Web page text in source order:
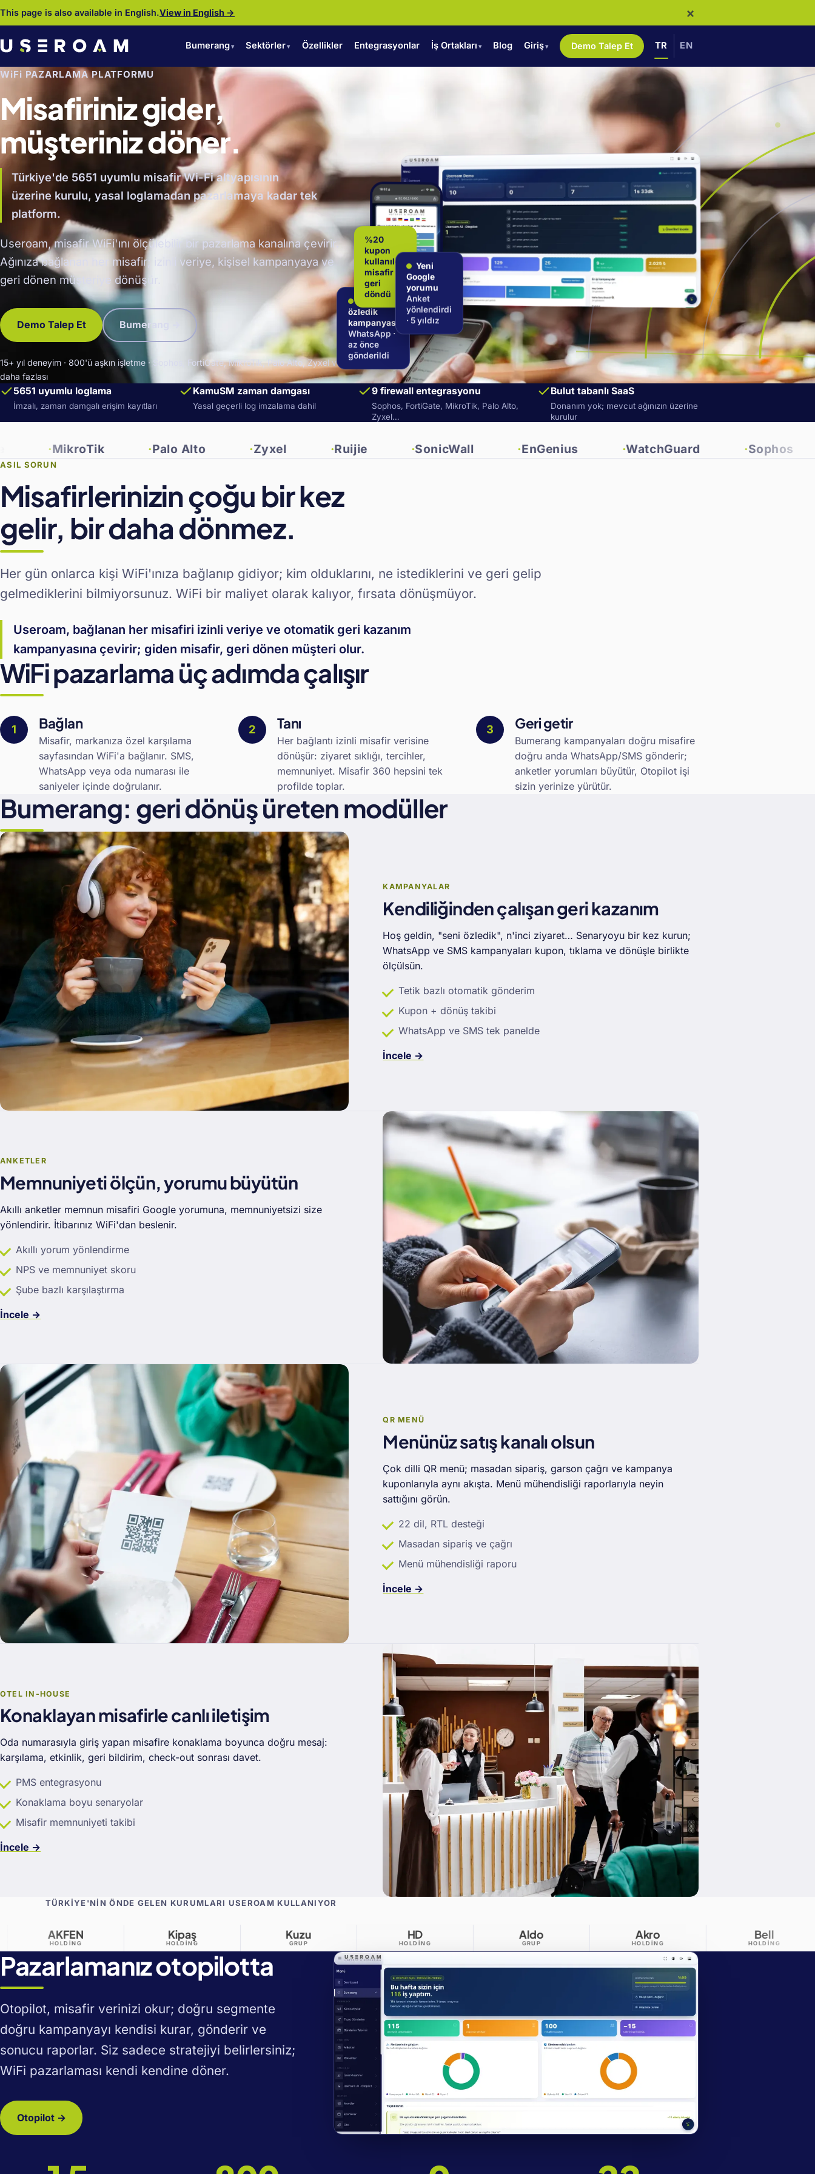
This page is also available in English.View in English → ×
Bumerang Sektörler Özellikler Entegrasyonlar İş Ortakları Blog Giriş Demo Talep Et TR EN
WiFi PAZARLAMA PLATFORMU
Misafiriniz gider,
müşteriniz döner.
Türkiye'de 5651 uyumlu misafir Wi-Fi altyapısının
üzerine kurulu, yasal loglamadan pazarlamaya kadar tek
platform.
Useroam, misafir WiFi'ını ölçülebilir bir pazarlama kanalına çevirir.
Ağınıza bağlanan her misafir; izinli veriye, kişisel kampanyaya ve
geri dönen müşteriye dönüşür.
Demo Talep Et Bumerang →
15+ yıl deneyim · 800'ü aşkın işletme · Sophos, FortiGate, MikroTik, Palo Alto, Zyxel ve
daha fazlası
Seni
özledik
kampanyası
WhatsApp ·
az önce
gönderildi
%20
kupon
kullanıldı:
misafir
geri
döndü
Yeni
Google
yorumu
Anket
yönlendirdi
· 5 yıldız
5651 uyumlu loglama
İmzalı, zaman damgalı erişim kayıtları
KamuSM zaman damgası
Yasal geçerli log imzalama dahil
9 firewall entegrasyonu
Sophos, FortiGate, MikroTik, Palo Alto,
Zyxel…
Bulut tabanlı SaaS
Donanım yok; mevcut ağınızın üzerine
kurulur
Palo Alto Zyxel Ruijie SonicWall EnGenius WatchGuard Sophos
ASIL SORUN
Misafirlerinizin çoğu bir kez
gelir, bir daha dönmez.
Her gün onlarca kişi WiFi'ınıza bağlanıp gidiyor; kim olduklarını, ne istediklerini ve geri gelip
gelmediklerini bilmiyorsunuz. WiFi bir maliyet olarak kalıyor, fırsata dönüşmüyor.
Useroam, bağlanan her misafiri izinli veriye ve otomatik geri kazanım
kampanyasına çevirir; giden misafir, geri dönen müşteri olur.
WiFi pazarlama üç adımda çalışır
Bağlan
Misafir, markanıza özel karşılama
sayfasından WiFi'a bağlanır. SMS,
WhatsApp veya oda numarası ile
saniyeler içinde doğrulanır.
Tanı
Her bağlantı izinli misafir verisine
dönüşür: ziyaret sıklığı, tercihler,
memnuniyet. Misafir 360 hepsini tek
profilde toplar.
Geri getir
Bumerang kampanyaları doğru misafire
doğru anda WhatsApp/SMS gönderir;
anketler yorumları büyütür, Otopilot işi
sizin yerinize yürütür.
Bumerang: geri dönüş üreten modüller
KAMPANYALAR
Kendiliğinden çalışan geri kazanım
Hoş geldin, "seni özledik", n'inci ziyaret… Senaryoyu bir kez kurun;
WhatsApp ve SMS kampanyaları kupon, tıklama ve dönüşle birlikte
ölçülsün.
Tetik bazlı otomatik gönderim
Kupon + dönüş takibi
WhatsApp ve SMS tek panelde
İncele →
ANKETLER
Memnuniyeti ölçün, yorumu büyütün
Akıllı anketler memnun misafiri Google yorumuna, memnuniyetsizi size
yönlendirir. İtibarınız WiFi'dan beslenir.
Akıllı yorum yönlendirme
NPS ve memnuniyet skoru
Şube bazlı karşılaştırma
İncele →
QR MENÜ
Menünüz satış kanalı olsun
Çok dilli QR menü; masadan sipariş, garson çağrı ve kampanya
kuponlarıyla aynı akışta. Menü mühendisliği raporlarıyla neyin
sattığını görün.
22 dil, RTL desteği
Masadan sipariş ve çağrı
Menü mühendisliği raporu
İncele →
OTEL IN-HOUSE
Konaklayan misafirle canlı iletişim
Oda numarasıyla giriş yapan misafire konaklama boyunca doğru mesaj:
karşılama, etkinlik, geri bildirim, check-out sonrası davet.
PMS entegrasyonu
Konaklama boyu senaryolar
Misafir memnuniyeti takibi
İncele →
TÜRKIYE'NIN ÖNDE GELEN KURUMLARI USEROAM KULLANIYOR
Kipaş
HOLDING HOLDING ÜNIVERSITE
Pazarlamanız otopilotta
Otopilot, misafir verinizi okur; doğru segmente
doğru kampanyayı kendisi kurar, gönderir ve
sonucu raporlar. Siz sadece stratejiyi belirlersiniz;
WiFi pazarlaması kendi kendine döner.
Otopilot →